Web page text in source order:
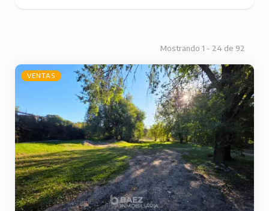
Mostrando 1 - 24 de 92
VENTAS